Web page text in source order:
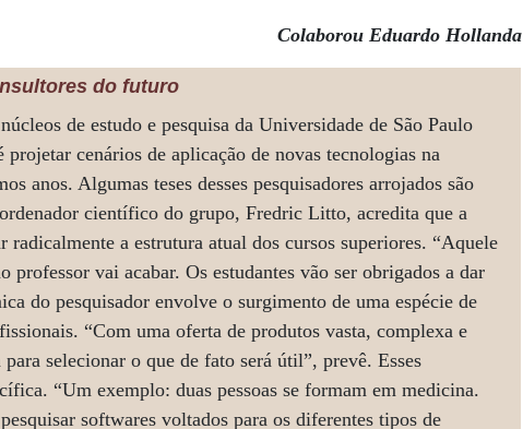
Colaborou Eduardo Hollanda
do futuro
de estudo e pesquisa da Universidade de São Paulo
cenários de aplicação de novas tecnologias na
anos. Algumas teses desses pesquisadores arrojados são
científico do grupo, Fredric Litto, acredita que a
a estrutura atual dos cursos superiores. “Aquele
vai acabar. Os estudantes vão ser obrigados a dar
do pesquisador envolve o surgimento de uma espécie de
“Com uma oferta de produtos vasta, complexa e
selecionar o que de fato será útil”, prevê. Esses
“Um exemplo: duas pessoas se formam em medicina.
softwares voltados para os diferentes tipos de